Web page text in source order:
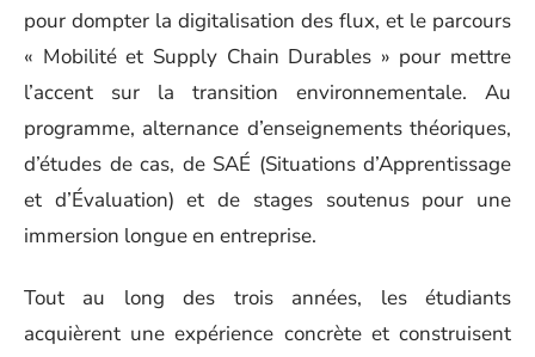
pour dompter la digitalisation des flux, et le parcours
« Mobilité et Supply Chain Durables » pour mettre
l’accent sur la transition environnementale. Au
programme, alternance d’enseignements théoriques,
d’études de cas, de SAÉ (Situations d’Apprentissage
et d’Évaluation) et de stages soutenus pour une
immersion longue en entreprise.
Tout au long des trois années, les étudiants
acquièrent une expérience concrète et construisent